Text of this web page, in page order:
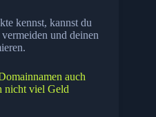
kennst, kannst du
und deinen
auch
nicht viel Geld